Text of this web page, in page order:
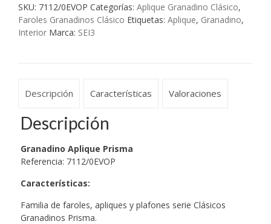
SKU: 7112/0EVOP Categorías: Aplique Granadino Clásico,
Faroles Granadinos Clásico Etiquetas: Aplique, Granadino,
Interior Marca: SEI3
Descripción Características Valoraciones
Descripción
Granadino Aplique Prisma
Referencia: 7112/0EVOP
Características:
Familia de faroles, apliques y plafones serie Clásicos
Granadinos Prisma.